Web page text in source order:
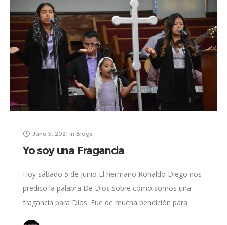
June 5, 2021 in Blogs
Yo soy una Fragancia
Hoy sábado 5 de Junio El hermano Ronaldo Diego nos
predico la palabra De Dios sobre cómo somos una
fragancia para Dios. Fue de mucha bendición para